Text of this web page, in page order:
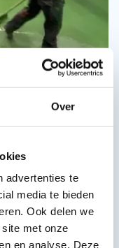
Over
advertenties te
media te bieden
Ook delen we
met onze
en analyse. Deze
Vorige Volgende
voldeed
die voor vloeren in
destijds door
onder de
en het was nu